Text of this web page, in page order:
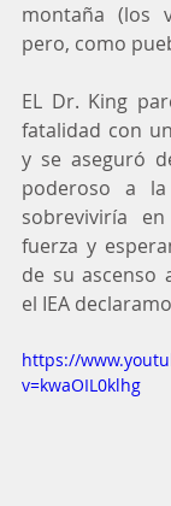
montaña (los
pero, como
EL Dr. King
fatalidad con
y se aseguró
poderoso a
sobreviviría
fuerza y
de su ascenso
el IEA
https://
v=kwaOIL0klhg